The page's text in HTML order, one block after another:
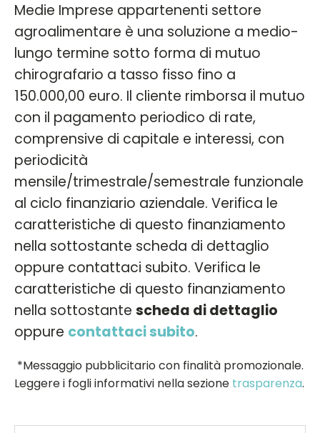
Medie Imprese appartenenti settore
agroalimentare è una soluzione a medio-
lungo termine sotto forma di mutuo
chirografario a tasso fisso fino a
150.000,00 euro. Il cliente rimborsa il mutuo
con il pagamento periodico di rate,
comprensive di capitale e interessi, con
periodicità
mensile/trimestrale/semestrale funzionale
al ciclo finanziario aziendale. Verifica le
caratteristiche di questo finanziamento
nella sottostante scheda di dettaglio
oppure contattaci subito. Verifica le
caratteristiche di questo finanziamento
nella sottostante scheda di dettaglio
oppure contattaci subito.
*Messaggio pubblicitario con finalità promozionale.
Leggere i fogli informativi nella sezione trasparenza.